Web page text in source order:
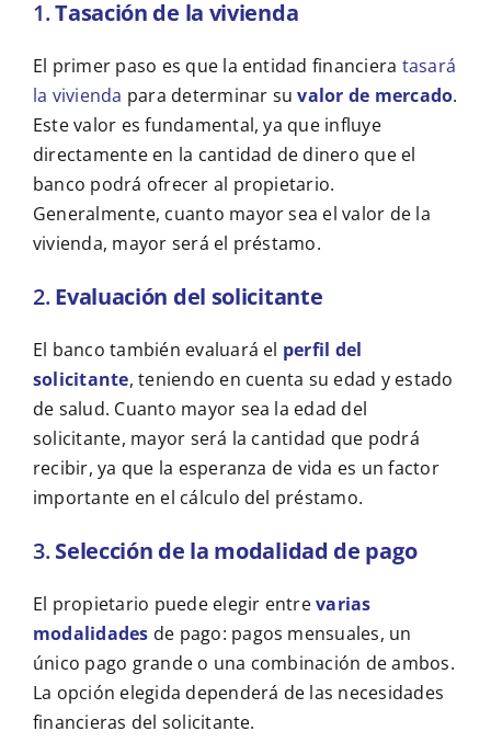
1.Tasación de la vivienda
El primer paso es que la entidad financiera tasará
la vivienda para determinar suvalor de mercado.
Este valor es fundamental, ya que influye
directamente en la cantidad de dinero que el
banco podrá ofrecer al propietario.
Generalmente, cuanto mayor sea el valor de la
vivienda, mayor será el préstamo.
2.Evaluación del solicitante
El banco también evaluará el perfil del
solicitante, teniendo en cuenta su edad y estado
de salud. Cuanto mayor sea la edad del
solicitante, mayor será la cantidad que podrá
recibir, ya que la esperanza de vida es un factor
importante en el cálculo del préstamo.
3.Selección de la modalidad de pago
El propietario puede elegir entrevarias
modalidades de pago: pagos mensuales, un
único pago grande o una combinación de ambos.
La opción elegida dependerá de las necesidades
financieras del solicitante.